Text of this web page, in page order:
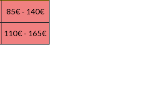
85€ - 140€
110€ - 165€